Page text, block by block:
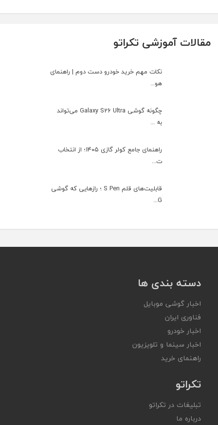
مقالات آموزشی تکراتو
نکات مهم خرید خودرو دست دوم | راهنمای
هو...
چگونه گوشی Galaxy S26 Ultra می‌تواند
به ...
راهنمای جامع کولر گازی ۱۴۰۵؛ از انتخاب
ت...
قابلیت‌های قلم S Pen ؛ رازهایی که گوشی
G...
دسته بندی ها
اخبار گوشی موبایل
فناوری ایران
اخبار خودرو
اخبار سینما و تلویزیون
راهنمای خرید
تکراتو
تبلیغات در تکراتو
درباره ما